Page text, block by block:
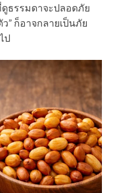
ธรรมดาจะปลอดภัย
” ก็อาจกลายเป็นภัย
ป